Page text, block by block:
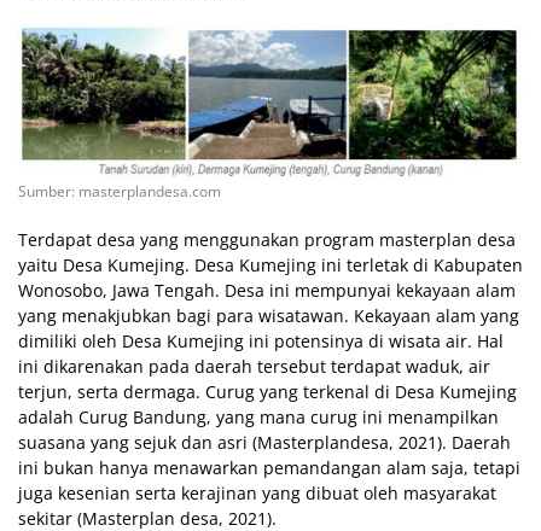
Sumber: masterplandesa.com
Terdapat desa yang menggunakan program masterplan desa
yaitu Desa Kumejing. Desa Kumejing ini terletak di Kabupaten
Wonosobo, Jawa Tengah. Desa ini mempunyai kekayaan alam
yang menakjubkan bagi para wisatawan. Kekayaan alam yang
dimiliki oleh Desa Kumejing ini potensinya di wisata air. Hal
ini dikarenakan pada daerah tersebut terdapat waduk, air
terjun, serta dermaga. Curug yang terkenal di Desa Kumejing
adalah Curug Bandung, yang mana curug ini menampilkan
suasana yang sejuk dan asri (Masterplandesa, 2021). Daerah
ini bukan hanya menawarkan pemandangan alam saja, tetapi
juga kesenian serta kerajinan yang dibuat oleh masyarakat
sekitar (Masterplan desa, 2021).